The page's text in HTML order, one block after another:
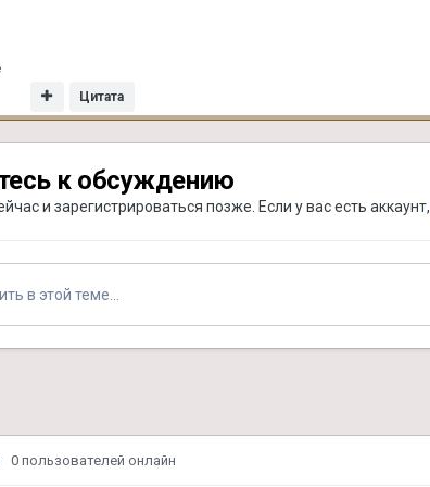
Цитата
к обсуждению
и зарегистрироваться позже. Если у вас есть аккаунт,
в этой теме...
0 пользователей онлайн